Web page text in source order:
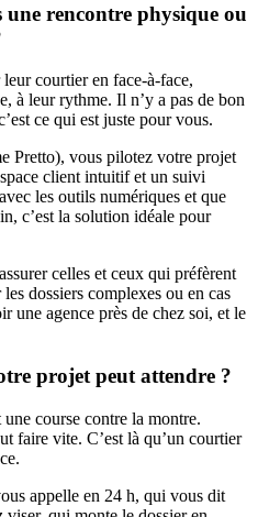
rencontre physique ou
courtier en face-à-face,
à leur rythme. Il n’y a pas de bon
ce qui est juste pour vous.
Pretto), vous pilotez votre projet
client intuitif et un suivi
les outils numériques et que
c’est la solution idéale pour
celles et ceux qui préfèrent
dossiers complexes ou en cas
une agence près de chez soi, et le
projet peut attendre ?
course contre la montre.
faire vite. C’est là qu’un courtier
appelle en 24 h, qui vous dit